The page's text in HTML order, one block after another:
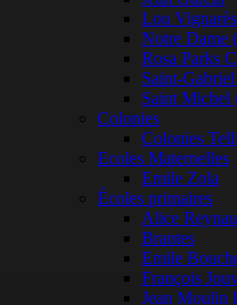
Lou
Notre Dame
Rosa Parks
Saint-
Saint Michel
Colonies
Colonies
Ecoles Maternelles
Emile Zola
Écoles primaires
Alice
Brantes
Emile
François
Jean Moulin